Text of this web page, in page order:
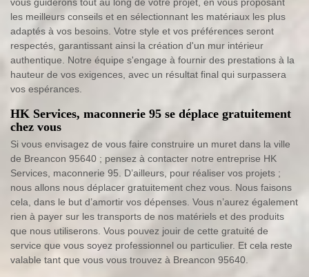
vous guiderons tout au long de votre projet, en vous proposant
les meilleurs conseils et en sélectionnant les matériaux les plus
adaptés à vos besoins. Votre style et vos préférences seront
respectés, garantissant ainsi la création d'un mur intérieur
authentique. Notre équipe s'engage à fournir des prestations à la
hauteur de vos exigences, avec un résultat final qui surpassera
vos espérances.
HK Services, maconnerie 95 se déplace gratuitement
chez vous
Si vous envisagez de vous faire construire un muret dans la ville
de Breancon 95640 ; pensez à contacter notre entreprise HK
Services, maconnerie 95. D’ailleurs, pour réaliser vos projets ;
nous allons nous déplacer gratuitement chez vous. Nous faisons
cela, dans le but d’amortir vos dépenses. Vous n’aurez également
rien à payer sur les transports de nos matériels et des produits
que nous utiliserons. Vous pouvez jouir de cette gratuité de
service que vous soyez professionnel ou particulier. Et cela reste
valable tant que vous vous trouvez à Breancon 95640.